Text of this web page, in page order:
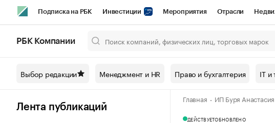
Подписка на РБК Инвестиции Мероприятия Отрасли
Спецпроекты СПб Конференции СПб Спецпроекты Проверка
Технологии и медиа Рынок наличной валюты
РБК Компании
Выбор редакции Менеджмент и HR Право и бухгалтерия IT и
Лента публикаций
Главная ИП Буря
ДЕЙСТВУЕТОБНОВЛЕНО